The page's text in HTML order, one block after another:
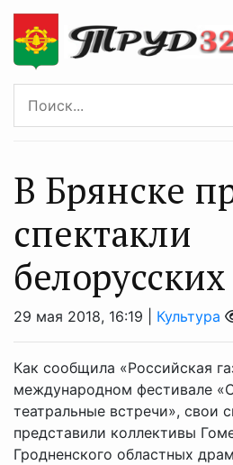
В Брянске
спектакли
29 мая 2018, 16:19 | Культура
Как сообщила «Российская
международном фестивале
театральные встречи», свои
представили коллективы
Гродненского областных